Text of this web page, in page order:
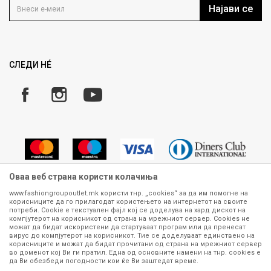
Кариера
Како да купите
Замена и рефундација на производи
Плаќање
Најави се
СЛЕДИ НÉ
Сите информации околу производите кои се изложени на нашата
онлајн продавница се стремиме да бидат конкретни, точни и прецизни,
меѓутоа не можеме да гарантираме дека се без ниту една грешка или
пак дека сите производи во моментот се достапни на залиха.
Фотографиите се најверодостојниот приказ на производот. Доколку
дојде до потреба за замена на производ или рефундација, процедурата
Оваа веб страна користи колачиња
www.fashiongroupoutlet.mk користи тнр. „cookies“ за да им помогне на
корисниците да го прилагодат користењето на интернетот на своите
потреби. Cookie е текстуален фајл кој се доделува на хард дискот на
компјутерот на корисникот од страна на мрежниот сервер. Cookies не
можат да бидат искористени да стартуваат програм или да пренесат
вирус до компјутерот на корисникот. Тие се доделуваат единствено на
корисниците и можат да бидат прочитани од страна на мрежниот сервер
во доменот кој Ви ги пратил. Една од основните намени на тнр. сookies е
да Ви обезбеди погодности кои ќе Ви заштедат време.